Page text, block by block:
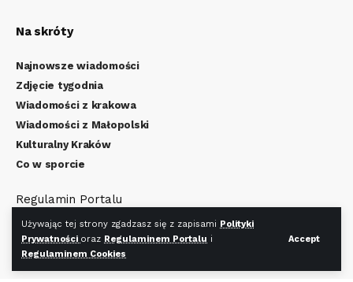
Używając tej strony zgadzasz się z zapisami Polityki
Prywatności oraz Regulaminem Portalu i
Regulaminem Cookies
Accept
Na skróty
Najnowsze wiadomości
Zdjęcie tygodnia
Wiadomości z krakowa
Wiadomości z Małopolski
Kulturalny Kraków
Co w sporcie
Regulamin Portalu
Polityka Prywatności
Regulamin Cookies